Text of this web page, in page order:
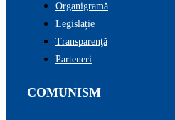
Organigramă
Legislație
Transparenţă
Parteneri
COMUNISM